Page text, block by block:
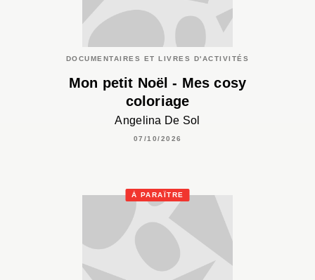
DOCUMENTAIRES ET LIVRES D'ACTIVITÉS
Mon petit Noël - Mes cosy
coloriage
Angelina De Sol
07/10/2026
À PARAÎTRE